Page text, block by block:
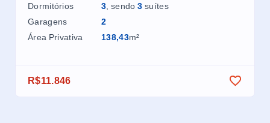
Dormitórios 3 , sendo3 suítes
Garagens
2
Área Privativa
138,43m²
R$11.846